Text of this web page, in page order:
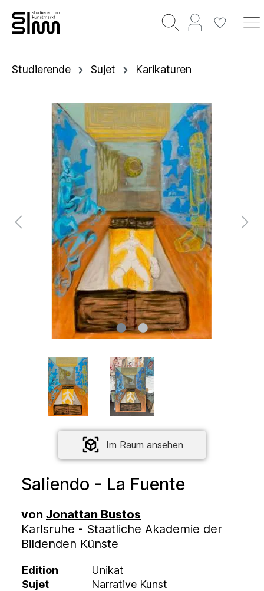
Studierende Sujet Karikaturen
Im Raum ansehen
Saliendo - La Fuente
von Jonattan Bustos
Karlsruhe - Staatliche Akademie der
Bildenden Künste
Edition
Unikat
Sujet
Narrative Kunst